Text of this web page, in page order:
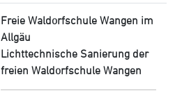
Freie Waldorfschule Wangen im
Allgäu
Lichttechnische Sanierung der
freien Waldorfschule Wangen